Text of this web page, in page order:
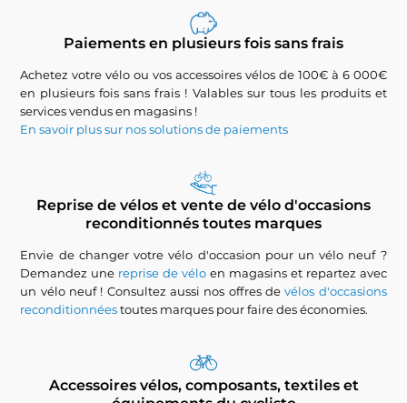
Paiements en plusieurs fois sans frais
Achetez votre vélo ou vos accessoires vélos de 100€ à 6 000€
en plusieurs fois sans frais ! Valables sur tous les produits et
services vendus en magasins !
En savoir plus sur nos solutions de paiements
Reprise de vélos et vente de vélo d'occasions
reconditionnés toutes marques
Envie de changer votre vélo d'occasion pour un vélo neuf ?
Demandez une reprise de vélo en magasins et repartez avec
un vélo neuf ! Consultez aussi nos offres devélos d'occasions
reconditionnéestoutes marques pour faire des économies.
Accessoires vélos, composants, textiles et